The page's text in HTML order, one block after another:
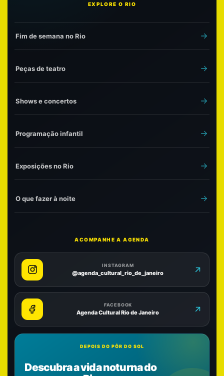
EXPLORE O RIO
Fim de semana no Rio
Peças de teatro
Shows e concertos
Programação infantil
Exposições no Rio
O que fazer à noite
ACOMPANHE A AGENDA
INSTAGRAM
@agenda_cultural_rio_de_janeiro
FACEBOOK
Agenda Cultural Rio de Janeiro
DEPOIS DO PÔR DO SOL
Descubra a vida noturna do